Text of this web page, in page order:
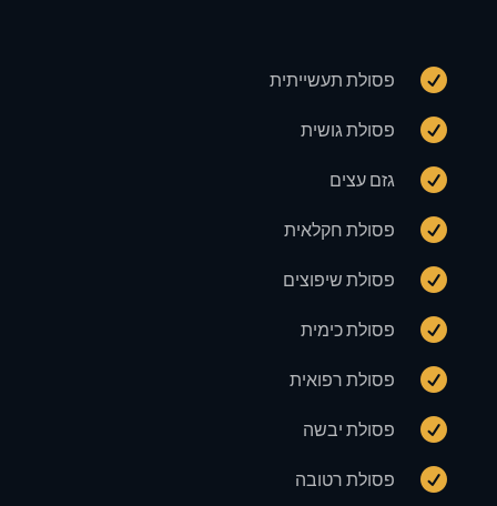
 פסולת תעשייתית
 פסולת גושית
 גזם עצים
 פסולת חקלאית
 פסולת שיפוצים
 פסולת כימית
 פסולת רפואית
 פסולת יבשה
 פסולת רטובה